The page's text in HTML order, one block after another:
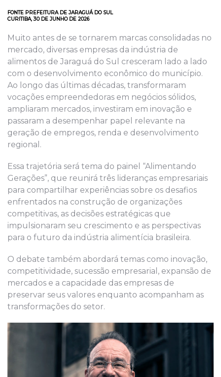
FONTE PREFEITURA DE JARAGUÁ DO SUL
CURITIBA, 30 DE JUNHO DE 2026
Muito antes de se tornarem marcas consolidadas no
mercado, diversas empresas da indústria de
alimentos de Jaraguá do Sul cresceram lado a lado
com o desenvolvimento econômico do município.
Ao longo das últimas décadas, transformaram
vocações empreendedoras em negócios sólidos,
ampliaram mercados, investiram em inovação e
passaram a desempenhar papel relevante na
geração de empregos, renda e desenvolvimento
regional.
Essa trajetória será tema do painel “Alimentando
Gerações”, que reunirá três lideranças empresariais
para compartilhar experiências sobre os desafios
enfrentados na construção de organizações
competitivas, as decisões estratégicas que
impulsionaram seu crescimento e as perspectivas
para o futuro da indústria alimentícia brasileira.
O debate também abordará temas como inovação,
competitividade, sucessão empresarial, expansão de
mercados e a capacidade das empresas de
preservar seus valores enquanto acompanham as
transformações do setor.